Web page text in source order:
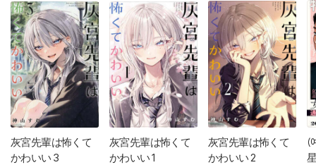
灰宮先輩は怖くて
かわいい 3
灰宮先輩は怖くて
かわいい 1
灰宮先輩は怖くて
かわいい 2
(